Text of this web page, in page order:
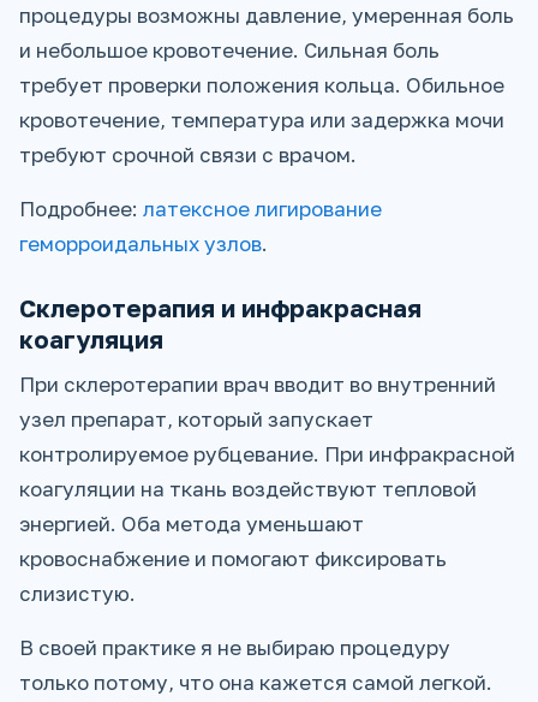
процедуры возможны давление, умеренная боль
и небольшое кровотечение. Сильная боль
требует проверки положения кольца. Обильное
кровотечение, температура или задержка мочи
требуют срочной связи с врачом.
Подробнее: латексное лигирование
геморроидальных узлов.
Склеротерапия и инфракрасная
коагуляция
При склеротерапии врач вводит во внутренний
узел препарат, который запускает
контролируемое рубцевание. При инфракрасной
коагуляции на ткань воздействуют тепловой
энергией. Оба метода уменьшают
кровоснабжение и помогают фиксировать
слизистую.
В своей практике я не выбираю процедуру
только потому, что она кажется самой легкой.